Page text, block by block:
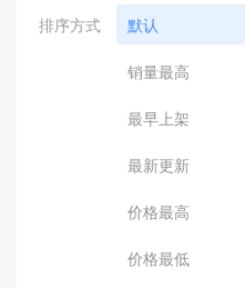
排序方式 默认
销量最高
最早上架
最新更新
价格最高
价格最低